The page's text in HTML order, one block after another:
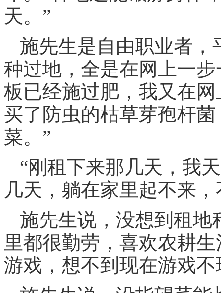
天。”
施先生是自由职业者，
种过地，全是在网上一
板已经施过肥，我又在
买了防虫的枯草芽孢杆
菜。”
“刚租下来那几天，我
几天，躺在家里起不来
施先生说，没想到租地
里都很勤劳，喜欢农耕
游戏，想不到现在游戏